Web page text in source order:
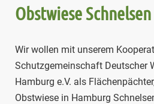
Obstwiese Schnelsen
Wir wollen mit unserem
Schutzgemeinschaft Deutscher
Hamburg e.V. als
Obstwiese in Hamburg